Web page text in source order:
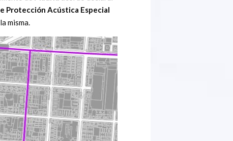
Protección Acústica Especial
misma.